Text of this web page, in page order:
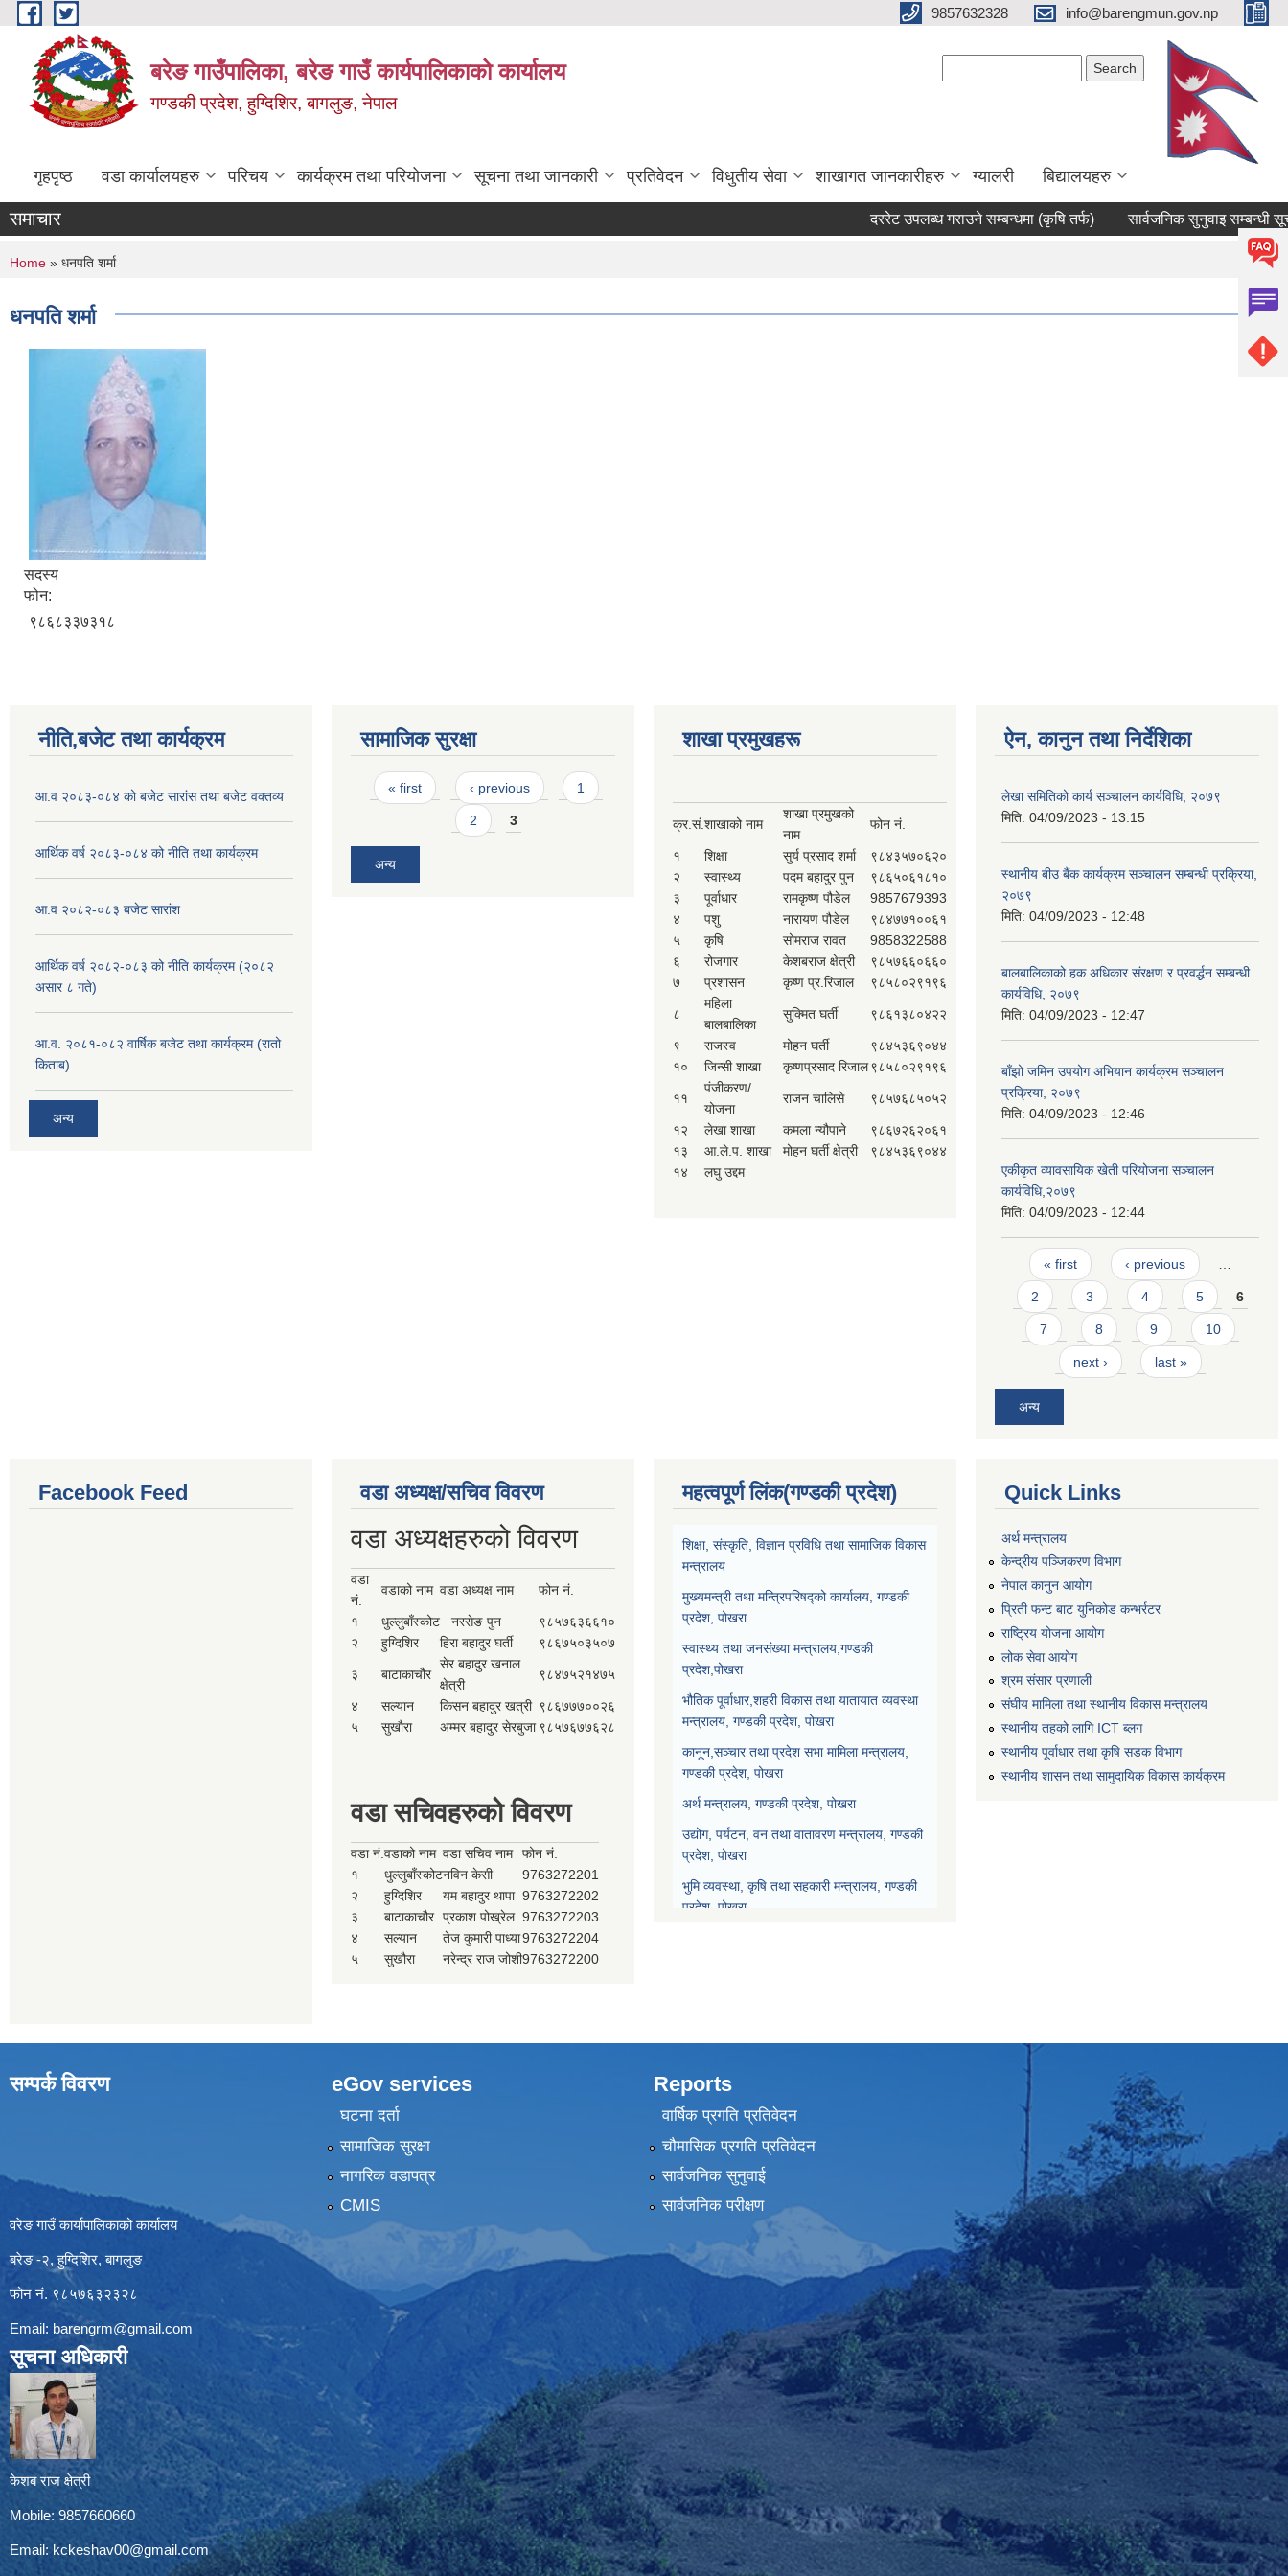
Skip to main content 9857632328 info@barengmun.gov.np
बरेङ गाउँपालिका, बरेङ गाउँ कार्यपालिकाको कार्यालय
गण्डकी प्रदेश, हुग्दिशिर, बागलुङ, नेपाल
गृहपृष्ठ वडा कार्यालयहरु परिचय कार्यक्रम तथा परियोजना सूचना तथा जानकारी प्रतिवेदन विधुतीय सेवा शाखागत जानकारीहरु ग्यालरी बिद्यालयहरु
समाचार दररेट उपलब्ध गराउने सम्बन्धमा (कृषि तर्फ) सार्वजनिक सुनुवाइ सम्बन्धी सूचना
You are here
Home » धनपति शर्मा
धनपति शर्मा
सदस्य
फोन:
९८६८३३७३१८
नीति,बजेट तथा कार्यक्रम
आ.व २०८३-०८४ को बजेट सारांस तथा बजेट वक्तव्य
आर्थिक वर्ष २०८३-०८४ को नीति तथा कार्यक्रम
आ.व २०८२-०८३ बजेट सारांश
आर्थिक वर्ष २०८२-०८३ को नीति कार्यक्रम (२०८२
असार ८ गते)
आ.व. २०८१-०८२ वार्षिक बजेट तथा कार्यक्रम (रातो
किताब)
अन्य
सामाजिक सुरक्षा
Pages
« first ‹ previous 1
2 3
अन्य
शाखा प्रमुखहरू
क्र.सं.शाखाको नाम
शाखा प्रमुखको
नाम
फोन नं.
१ शिक्षा सुर्य प्रसाद शर्मा
९८४३५७०६२०
२
स्वास्थ्य पदम बहादुर पुन
९८६५०६१८१०
३
पूर्वाधार रामकृष्ण पौडेल
9857679393
४
पशु नारायण पौडेल
९८४७७१००६१
५
कृषि सोमराज रावत
9858322588
६
रोजगार केशबराज क्षेत्री
९८५७६६०६६०
७
प्रशासन कृष्ण प्र.रिजाल ९८५८०२९१९६
८
महिला
बालबालिका
सुक्मित घर्ती ९८६१३८०४२२
९ राजस्व मोहन घर्ती
९८४५३६९०४४
१०
जिन्सी शाखा कृष्णप्रसाद रिजाल९८५८०२९१९६
११
पंजीकरण/
योजना
राजन चालिसे ९८५७६८५०५२
१२ लेखा शाखा कमला न्यौपाने
९८६७२६२०६१
१३
आ.ले.प. शाखा मोहन घर्ती क्षेत्री
९८४५३६९०४४
१४
लघु उद्दम
ऐन, कानुन तथा निर्देशिका
लेखा समितिको कार्य सञ्चालन कार्यविधि, २०७९
मिति: 04/09/2023 - 13:15
स्थानीय बीउ बैंक कार्यक्रम सञ्चालन सम्बन्धी प्रक्रिया,
२०७९
मिति: 04/09/2023 - 12:48
बालबालिकाको हक अधिकार संरक्षण र प्रवर्द्धन सम्बन्धी
कार्यविधि, २०७९
मिति: 04/09/2023 - 12:47
बाँझो जमिन उपयोग अभियान कार्यक्रम सञ्चालन
प्रक्रिया, २०७९
मिति: 04/09/2023 - 12:46
एकीकृत व्यावसायिक खेती परियोजना सञ्चालन
कार्यविधि,२०७९
मिति: 04/09/2023 - 12:44
Pages
« first ‹ previous …
2 3 4 5 6
7 8 9 10
next › last »
अन्य
Facebook Feed वडा अध्यक्ष/सचिव विवरण
वडा अध्यक्षहरुको विवरण
वडा
नं.
वडाको नाम वडा अध्यक्ष नाम फोन नं.
१ धुल्लुबाँस्कोट नरसेङ पुन
९८५७६३६६१०
२
हुग्दिशिर हिरा बहादुर घर्ती ९८६७५०३५०७
३ बाटाकाचौर
सेर बहादुर खनाल
क्षेत्री
९८४७५२१४७५
४ सल्यान किसन बहादुर खत्री ९८६७७७००२६
५
सुखौरा अम्मर बहादुर सेरबुजा ९८५७६७७६२८
वडा सचिवहरुको विवरण
वडा नं. वडाको नाम वडा सचिव नाम
फोन नं.
१
धुल्लुबाँस्कोटनविन केसी
9763272201
२
हुग्दिशिर यम बहादुर थापा 9763272202
३
बाटाकाचौर प्रकाश पोख्रेल 9763272203
४
सल्यान तेज कुमारी पाध्या9763272204
५
सुखौरा नरेन्द्र राज जोशी9763272200
महत्वपूर्ण लिंक(गण्डकी प्रदेश)
शिक्षा, संस्कृति, विज्ञान प्रविधि तथा सामाजिक विकास
मन्त्रालय
मुख्यमन्त्री तथा मन्त्रिपरिषद्को कार्यालय, गण्डकी
प्रदेश, पोखरा
स्वास्थ्य तथा जनसंख्या मन्त्रालय,गण्डकी
प्रदेश,पोखरा
भौतिक पूर्वाधार,शहरी विकास तथा यातायात व्यवस्था
मन्त्रालय, गण्डकी प्रदेश, पोखरा
कानून,सञ्चार तथा प्रदेश सभा मामिला मन्त्रालय,
गण्डकी प्रदेश, पोखरा
अर्थ मन्त्रालय, गण्डकी प्रदेश, पोखरा
उद्योग, पर्यटन, वन तथा वातावरण मन्त्रालय, गण्डकी
प्रदेश, पोखरा
भुमि व्यवस्था, कृषि तथा सहकारी मन्त्रालय, गण्डकी
प्रदेश, पोखरा
Quick Links
अर्थ मन्त्रालय
केन्द्रीय पञ्जिकरण विभाग
नेपाल कानुन आयोग
प्रिती फन्ट बाट युनिकोड कन्भर्रटर
राष्ट्रिय योजना आयोग
लोक सेवा आयोग
श्रम संसार प्रणाली
संघीय मामिला तथा स्थानीय विकास मन्त्रालय
स्थानीय तहको लागि ICT ब्लग
स्थानीय पूर्वाधार तथा कृषि सडक विभाग
स्थानीय शासन तथा सामुदायिक विकास कार्यक्रम
सम्पर्क विवरण
वरेङ गाउँ कार्यापालिकाको कार्यालय
बरेङ -२, हुग्दिशिर, बागलुङ
फोन नं. ९८५७६३२३२८
Email: barengrm@gmail.com
सूचना अधिकारी
केशब राज क्षेत्री
Mobile: 9857660660
Email: kckeshav00@gmail.com
eGov services
घटना दर्ता
सामाजिक सुरक्षा
नागरिक वडापत्र
CMIS
Reports
वार्षिक प्रगति प्रतिवेदन
चौमासिक प्रगति प्रतिवेदन
सार्वजनिक सुनुवाई
सार्वजनिक परीक्षण